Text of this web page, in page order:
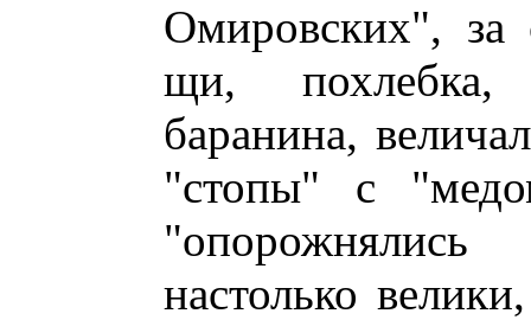
Омировских", за
щи, похлебка,
баранина,
"стопы" с
настолько